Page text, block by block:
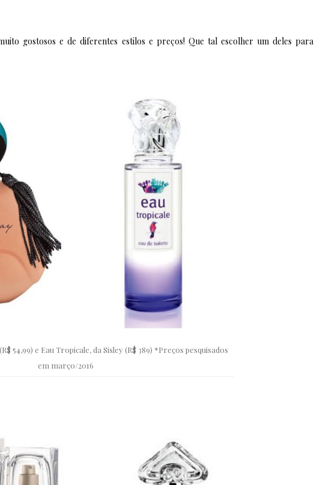
gostosos e de diferentes estilos e preços! Que tal escolher um deles para
54,99) e Eau Tropicale, da Sisley (R$ 389) *Preços pesquisados
em março/2016